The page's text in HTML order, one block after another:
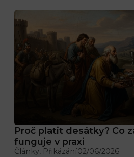
Proč platit desátky? Co
funguje v praxi
Články, Přikázání02/06/2026